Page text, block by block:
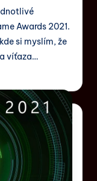
Awards 2021.
si myslím, že
víťaza…